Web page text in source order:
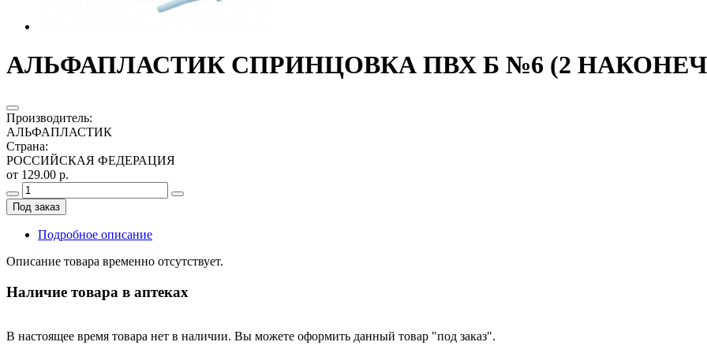
АЛЬФАПЛАСТИК СПРИНЦОВКА ПВХ Б №6 (2
Производитель:
АЛЬФАПЛАСТИК
Страна:
РОССИЙСКАЯ ФЕДЕРАЦИЯ
от 129.00 р.
Под заказ
Подробное описание
Описание товара временно отсутствует.
Наличие товара в аптеках
В настоящее время товара нет в наличии. Вы можете оформить данный товар "под заказ".